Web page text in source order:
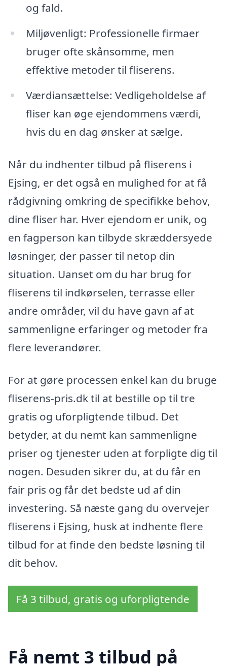
og fald.
Miljøvenligt: Professionelle firmaer
bruger ofte skånsomme, men
effektive metoder til fliserens.
Værdiansættelse: Vedligeholdelse af
fliser kan øge ejendommens værdi,
hvis du en dag ønsker at sælge.
Når du indhenter tilbud på fliserens i
Ejsing, er det også en mulighed for at få
rådgivning omkring de specifikke behov,
dine fliser har. Hver ejendom er unik, og
en fagperson kan tilbyde skræddersyede
løsninger, der passer til netop din
situation. Uanset om du har brug for
fliserens til indkørselen, terrasse eller
andre områder, vil du have gavn af at
sammenligne erfaringer og metoder fra
flere leverandører.
For at gøre processen enkel kan du bruge
fliserens-pris.dk til at bestille op til tre
gratis og uforpligtende tilbud. Det
betyder, at du nemt kan sammenligne
priser og tjenester uden at forpligte dig til
nogen. Desuden sikrer du, at du får en
fair pris og får det bedste ud af din
investering. Så næste gang du overvejer
fliserens i Ejsing, husk at indhente flere
tilbud for at finde den bedste løsning til
dit behov.
Få 3 tilbud, gratis og uforpligtende
Få nemt 3 tilbud på